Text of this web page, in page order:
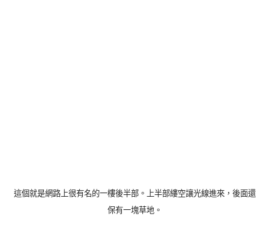
這個就是網路上很有名的一樓後半部。上半部縷空讓光線進來，後面還
保有一塊草地。